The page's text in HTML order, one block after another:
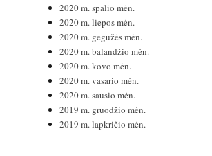
2020 m. spalio mėn.
2020 m. liepos mėn.
2020 m. gegužės mėn.
2020 m. balandžio mėn.
2020 m. kovo mėn.
2020 m. vasario mėn.
2020 m. sausio mėn.
2019 m. gruodžio mėn.
2019 m. lapkričio mėn.